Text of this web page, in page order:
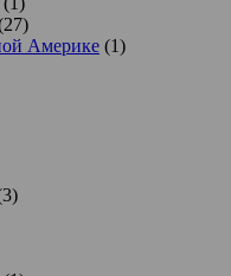
Америке (1)